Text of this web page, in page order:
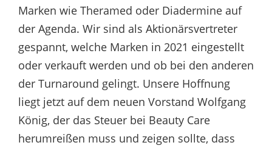
Marken wie Theramed oder Diadermine auf
der Agenda. Wir sind als Aktionärsvertreter
gespannt, welche Marken in 2021 eingestellt
oder verkauft werden und ob bei den anderen
der Turnaround gelingt. Unsere Hoffnung
liegt jetzt auf dem neuen Vorstand Wolfgang
König, der das Steuer bei Beauty Care
herumreißen muss und zeigen sollte, dass